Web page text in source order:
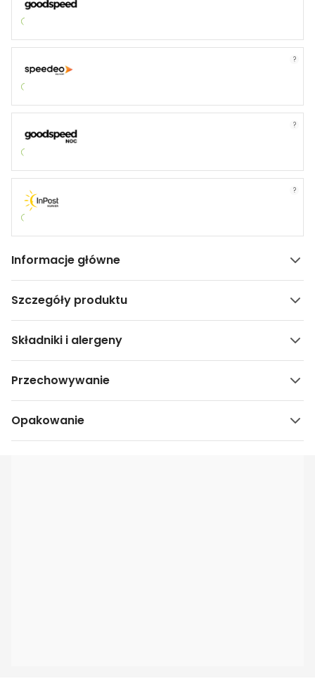
?
?
?
Informacje główne
Szczegóły produktu
Składniki i alergeny
Przechowywanie
Opakowanie